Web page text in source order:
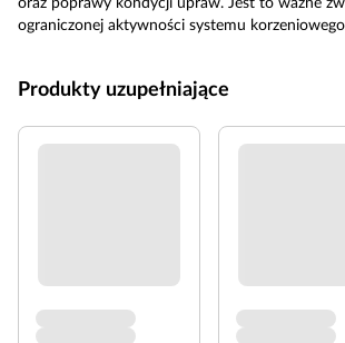
oraz poprawy kondycji upraw. Jest to ważne
ograniczonej aktywności systemu
Produkty uzupełniające